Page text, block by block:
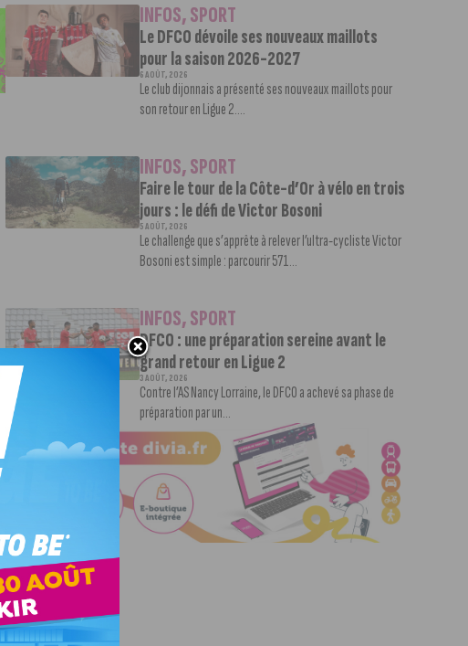
INFOS,SPORT
Le DFCO dévoile ses nouveaux maillots
pour la saison 2026-2027
6 AOÛT, 2026
Le club dijonnais a présenté ses nouveaux maillots pour
son retour en Ligue 2....
INFOS,SPORT
Faire le tour de la Côte-d’Or à vélo en trois
jours : le défi de Victor Bosoni
5 AOÛT, 2026
Le challenge que s’apprête à relever l’ultra-cycliste Victor
Bosoni est simple : parcourir 571...
INFOS,SPORT
DFCO : une préparation sereine avant le
grand retour en Ligue 2
3 AOÛT, 2026
Contre l’AS Nancy Lorraine, le DFCO a achevé sa phase de
préparation par un...